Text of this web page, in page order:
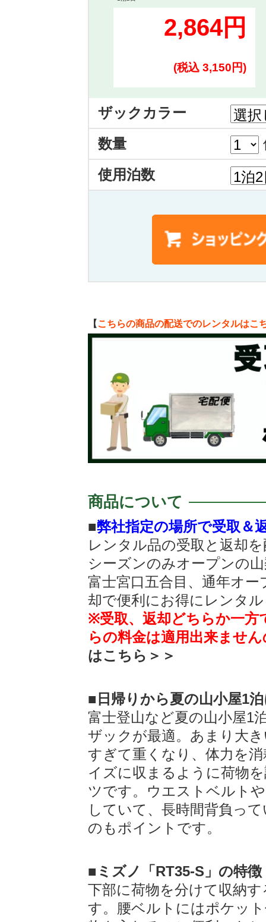
2,864円
(税込 3,150円)
ザックカラー
数量
使用泊数
【こちらの商品の配送でのレンタルはこ
商品について
■弊社指定の場所で受取＆
レンタル品の受取と返却
シーズンのみオープンの
富士宮口五合目、通年オ
却で便利にお得にレンタ
※受取、返却どちらか一方
らの料金は適用出来ませ
はこちら＞＞
■日帰りから夏の山小屋1
富士登山など夏の山小屋1
ザックが最適。あまり大
すぎて重くなり、体力を
イズに収まるように荷物
ツです。ウエストベルト
していて、長時間背負っ
のもポイントです。
■ミズノ「RT35-S」の特徴
下部に荷物を分けて収納
す。腰ベルトにはポケッ